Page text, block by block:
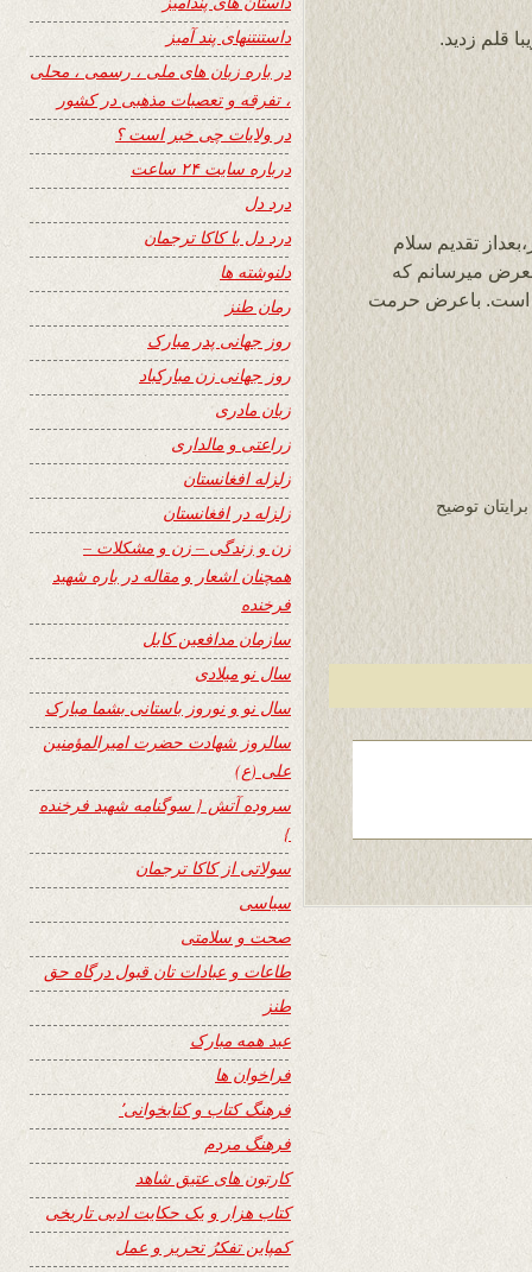
قلم زدید.
تقدیم سلام
میرسانم که
است. باعرض حرمت
توضیح
داستنتنهای پند آمیز
در باره زبان های ملی ، رسمی ، محلی
، تفرقه و تعصبات مذهبی در کشور
در ولایات چی خبر است ؟
درباره سایت ۲۴ ساعت
درد دل
درد دل با کاکا ترجمان
دلنوشته ها
رمان طنز
روز جهانی پدر مبارک
روز جهانی زن مبارکباد
زبان مادری
زراعتی و مالداری
زلزله افغانستان
زلزله در افغانستان
زن و زندگی – زن و مشکلات –
همچنان اشعار و مقاله در باره شهید
فرخنده
سازمان مدافعین کابل
سال نو میلادی
سال نو و نوروز باستانی بشما مبارک
سالروز شهادت حضرت امیرالمؤمنین
علی (ع)
سروده آتش { سوگنامه شهید فرخنده
}
سولاتی از کاکا ترجمان
سیاسی
صحت و سلامتی
طاعات و عبادات تان قبول درگاه حق
طنز
عید همه مبارک
فراخوان ها
فرهنگ کتاب و کتابخوانی٬
فرهنگ مردم
کارتون های عتیق شاهد
کتاب هزار و یک حکایت ادبی تاریخی
کمپاین تفکرُ تحریر و عمل